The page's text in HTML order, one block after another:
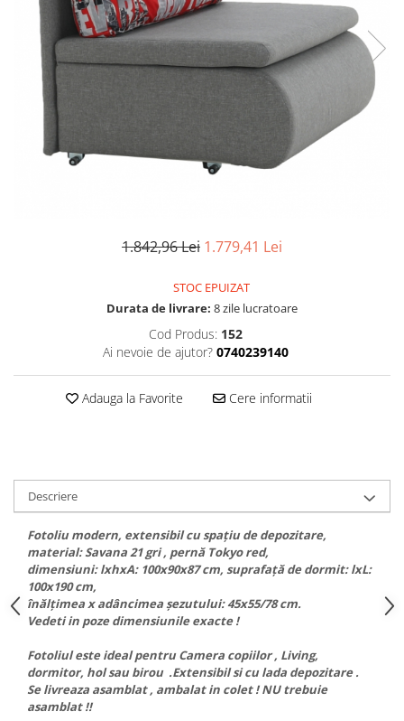
Set mobilier Living
Seturi masa +scaune dining
Tabureti
Seturi dormitoare complete
Suporturi saltea/Somiere/Gratii
pentru pat
1.842,96 Lei 1.779,41 Lei
STOC EPUIZAT
Durata de livrare: 8 zile lucratoare
Cod Produs: 152
Ai nevoie de ajutor? 0740239140
Adauga la Favorite Cere informatii
Descriere
Fotoliu modern, extensibil cu spaţiu de depozitare,
material: Savana 21 gri , pernă Tokyo red,
dimensiuni: lxhxA: 100x90x87 cm, suprafaţă de dormit: lxL:
100x190 cm,
înălţimea x adâncimea şezutului: 45x55/78 cm.
Vedeti in poze dimensiunile exacte !
Fotoliul este ideal pentru Camera copiilor , Living,
dormitor, hol sau birou .Extensibil si cu lada depozitare .
Se livreaza asamblat , ambalat in colet ! NU trebuie
asamblat !!